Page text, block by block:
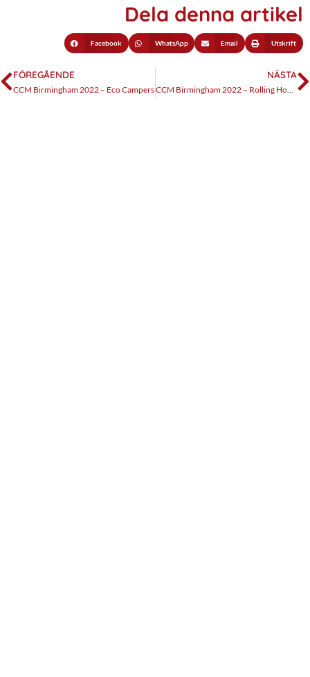
Dela denna artikel
Facebook WhatsApp Email Utskrift
FÖREGÅENDE
CCM Birmingham 2022 – Eco Campers
NÄSTA
CCM Birmingham 2022 – Rolling Homes